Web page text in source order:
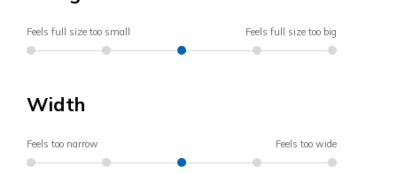
Feels full size too small Feels full size too big
Width
Feels too narrow Feels too wide